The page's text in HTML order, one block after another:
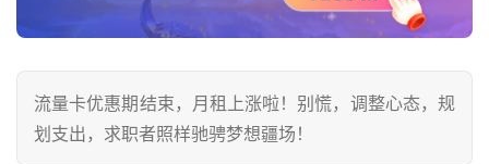
流量卡优惠期结束，月租上涨啦！别慌，调整心态，规
划支出，求职者照样驰骋梦想疆场！